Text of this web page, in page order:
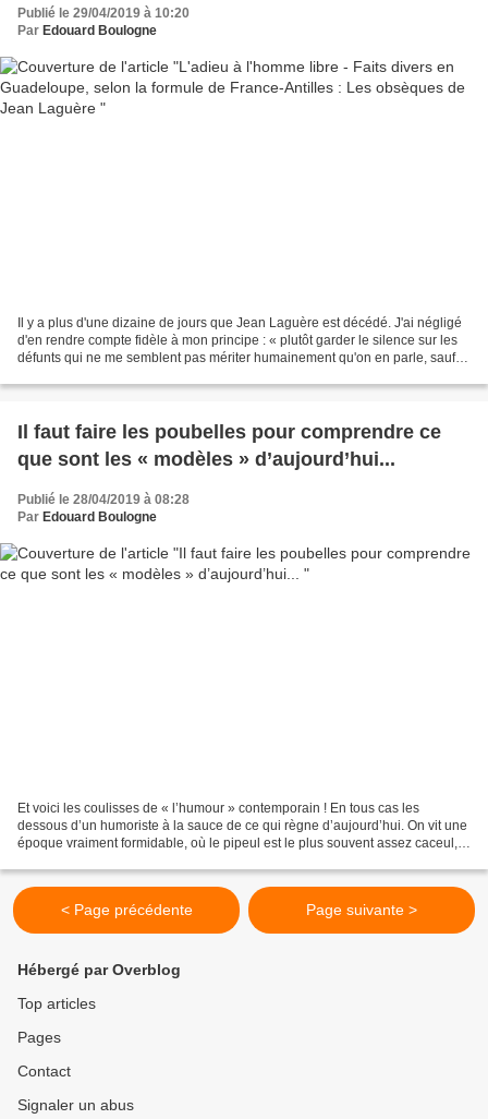
Publié le 29/04/2019 à 10:20
Par Edouard Boulogne
Il y a plus d'une dizaine de jours que Jean Laguère est décédé. J'ai négligé
d'en rendre compte fidèle à mon principe : « plutôt garder le silence sur les
défunts qui ne me semblent pas mériter humainement qu'on en parle, sauf
Il faut faire les poubelles pour comprendre ce
que sont les « modèles » d’aujourd’hui...
Publié le 28/04/2019 à 08:28
Par Edouard Boulogne
Et voici les coulisses de « l’humour » contemporain ! En tous cas les
dessous d’un humoriste à la sauce de ce qui règne d’aujourd’hui. On vit une
époque vraiment formidable, où le pipeul est le plus souvent assez caceul, si
< Page précédente Page suivante >
Hébergé par Overblog
Top articles
Pages
Contact
Signaler un abus